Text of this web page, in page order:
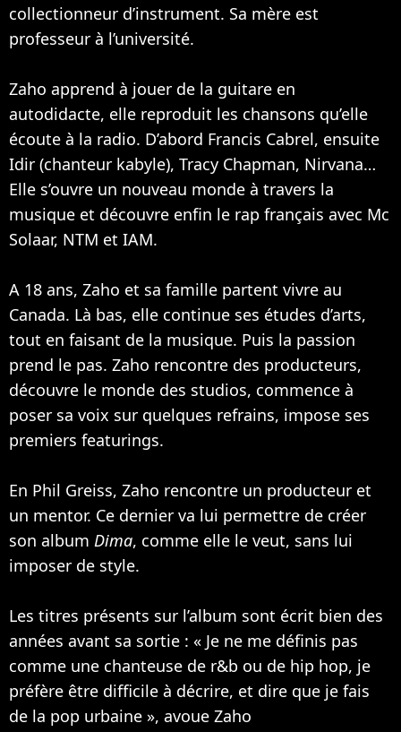
collectionneur d’instrument. Sa mère est
professeur à l’université.
Zaho apprend à jouer de la guitare en
autodidacte, elle reproduit les chansons qu’elle
écoute à la radio. D’abord Francis Cabrel, ensuite
Idir (chanteur kabyle), Tracy Chapman, Nirvana…
Elle s’ouvre un nouveau monde à travers la
musique et découvre enfin le rap français avec Mc
Solaar, NTM et IAM.
A 18 ans, Zaho et sa famille partent vivre au
Canada. Là bas, elle continue ses études d’arts,
tout en faisant de la musique. Puis la passion
prend le pas. Zaho rencontre des producteurs,
découvre le monde des studios, commence à
poser sa voix sur quelques refrains, impose ses
premiers featurings.
En Phil Greiss, Zaho rencontre un producteur et
un mentor. Ce dernier va lui permettre de créer
son album Dima, comme elle le veut, sans lui
imposer de style.
Les titres présents sur l’album sont écrit bien des
années avant sa sortie : « Je ne me définis pas
comme une chanteuse de r&b ou de hip hop, je
préfère être difficile à décrire, et dire que je fais
de la pop urbaine », avoue Zaho